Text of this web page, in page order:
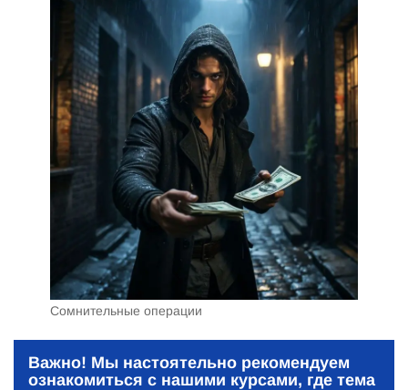
Сомнительные операции
Важно! Мы настоятельно рекомендуем
ознакомиться с нашими курсами, где тема